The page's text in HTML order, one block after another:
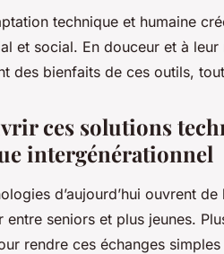
technique et humaine
et social. En douceur et à
des bienfaits de ces outils,
ces solutions
intergénérationnel
d’aujourd’hui ouvrent
entre seniors et plus jeunes.
rendre ces échanges